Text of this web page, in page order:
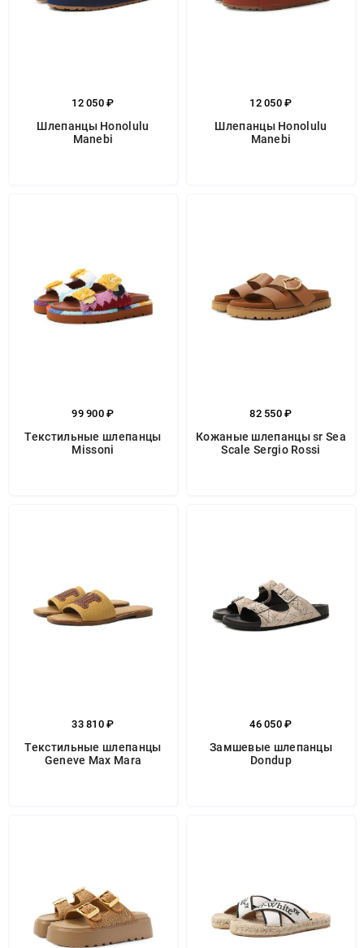
12 050 ₽
Шлепанцы Honolulu
Manebi
12 050 ₽
Шлепанцы Honolulu
Manebi
99 900 ₽
Текстильные шлепанцы
Missoni
82 550 ₽
Кожаные шлепанцы sr Sea
Scale Sergio Rossi
33 810 ₽
Текстильные шлепанцы
Geneve Max Mara
46 050 ₽
Замшевые шлепанцы
Dondup